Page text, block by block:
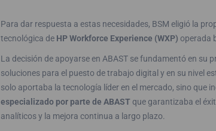
Para dar respuesta a estas necesidades, BSM eligió la
tecnológica de HP Workforce Experience (WXP) operada
La decisión de apoyarse en ABAST se fundamentó en
soluciones para el puesto de trabajo digital y en su nivel
solo aportaba la tecnología líder en el mercado, sino que
especializado por parte de ABASTque garantizaba el
analíticos y la mejora continua a largo plazo.